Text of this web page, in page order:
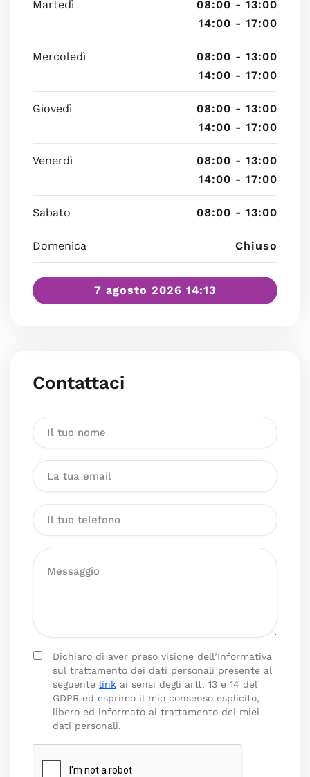
Martedì
08:00 - 13:00
14:00 - 17:00
Mercoledì
08:00 - 13:00
14:00 - 17:00
Giovedì
08:00 - 13:00
14:00 - 17:00
Venerdì
08:00 - 13:00
14:00 - 17:00
Sabato 08:00 - 13:00
Domenica Chiuso
7 agosto 2026 14:13
Contattaci
Dichiaro di aver preso visione dell’Informativa
sul trattamento dei dati personali presente al
seguente link ai sensi degli artt. 13 e 14 del
GDPR ed esprimo il mio consenso esplicito,
libero ed informato al trattamento dei miei
dati personali.